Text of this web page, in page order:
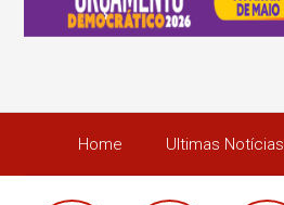
Home Ultimas Notícias